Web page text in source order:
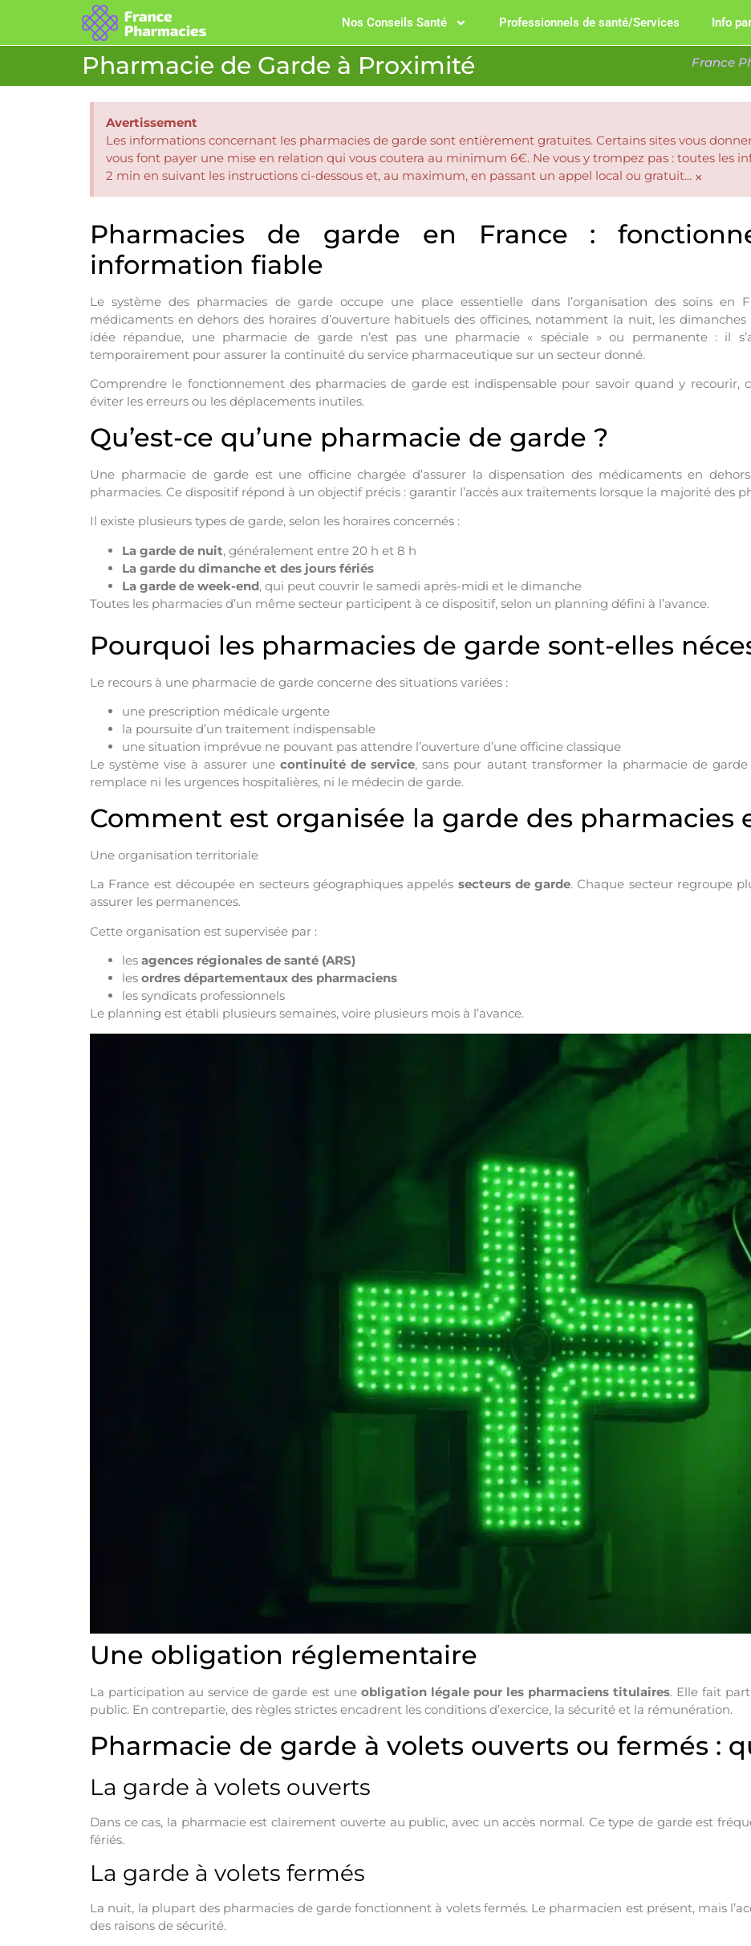
Nos Conseils Santé Professionnels de santé/Services Info
Pharmacie de Garde à Proximité France
Avertissement
Les informations concernant les pharmacies de garde sont entièrement gratuites. Certains sites vous
vous font payer une mise en relation qui vous coutera au minimum 6€. Ne vous y trompez pas : toutes les
2 min en suivant les instructions ci-dessous et, au maximum, en passant un appel local ou gratuit... ×
Pharmacies de garde en France :
information fiable
Le système des pharmacies de garde occupe une place essentielle dans l’organisation des soins en
médicaments en dehors des horaires d’ouverture habituels des officines, notamment la nuit, les
idée répandue, une pharmacie de garde n’est pas une pharmacie « spéciale » ou permanente : il
temporairement pour assurer la continuité du service pharmaceutique sur un secteur donné.
Comprendre le fonctionnement des pharmacies de garde est indispensable pour savoir quand y recourir,
éviter les erreurs ou les déplacements inutiles.
Qu’est-ce qu’une pharmacie de garde ?
Une pharmacie de garde est une officine chargée d’assurer la dispensation des médicaments en
pharmacies. Ce dispositif répond à un objectif précis : garantir l’accès aux traitements lorsque la majorité des
Il existe plusieurs types de garde, selon les horaires concernés :
La garde de nuit, généralement entre 20 h et 8 h
La garde du dimanche et des jours fériés
La garde de week-end, qui peut couvrir le samedi après-midi et le dimanche
Toutes les pharmacies d’un même secteur participent à ce dispositif, selon un planning défini à l’avance.
Pourquoi les pharmacies de garde sont-elles
Le recours à une pharmacie de garde concerne des situations variées :
une prescription médicale urgente
la poursuite d’un traitement indispensable
une situation imprévue ne pouvant pas attendre l’ouverture d’une officine classique
Le système vise à assurer une continuité de service, sans pour autant transformer la pharmacie de
remplace ni les urgences hospitalières, ni le médecin de garde.
Comment est organisée la garde des pharmacies
Une organisation territoriale
La France est découpée en secteurs géographiques appelés secteurs de garde. Chaque secteur regroupe
assurer les permanences.
Cette organisation est supervisée par :
les agences régionales de santé (ARS)
les ordres départementaux des pharmaciens
les syndicats professionnels
Le planning est établi plusieurs semaines, voire plusieurs mois à l’avance.
Une obligation réglementaire
La participation au service de garde est une obligation légale pour les pharmaciens titulaires. Elle fait
public. En contrepartie, des règles strictes encadrent les conditions d’exercice, la sécurité et la rémunération.
Pharmacie de garde à volets ouverts ou fermés :
La garde à volets ouverts
Dans ce cas, la pharmacie est clairement ouverte au public, avec un accès normal. Ce type de garde est
fériés.
La garde à volets fermés
La nuit, la plupart des pharmacies de garde fonctionnent à volets fermés. Le pharmacien est présent, mais
des raisons de sécurité.